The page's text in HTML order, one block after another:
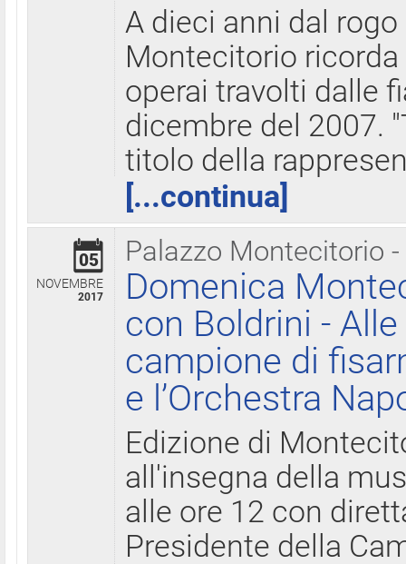
A dieci anni dal
Montecitorio
operai travolti dalle
dicembre del 2007.
titolo della
[...continua]
Palazzo Montecitorio
05
NOVEMBRE
2017
Domenica
con Boldrini -
campione di
e l’Orchestra
Edizione di
all'insegna della
alle ore 12 con
Presidente della